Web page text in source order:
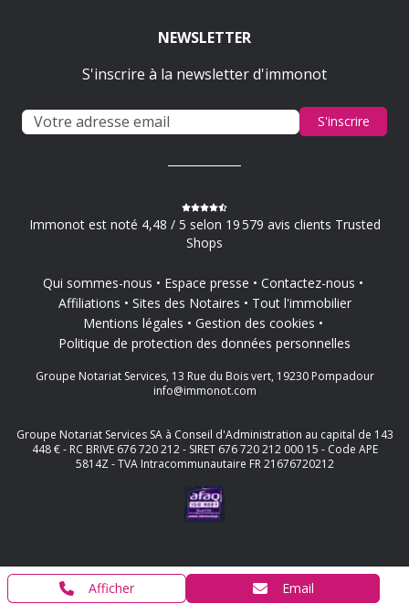
Afficher Email
NEWSLETTER
S'inscrire à la newsletter d'immonot
S'inscrire
Immonot est noté 4,48 / 5 selon 19 579 avis clients Trusted
Shops
Qui sommes-nous Espace presse
Contactez-nous
Affiliations
Sites des Notaires
Tout l'immobilier
Mentions légales
Gestion des cookies
Politique de protection des données personnelles
Groupe Notariat Services, 13 Rue du Bois vert, 19230 Pompadour
info@immonot.com
Groupe Notariat Services SA à Conseil d'Administration au capital de 143
448 € - RC BRIVE 676 720 212 - SIRET 676 720 212 000 15 - Code APE
5814Z - TVA Intracommunautaire FR 21676720212